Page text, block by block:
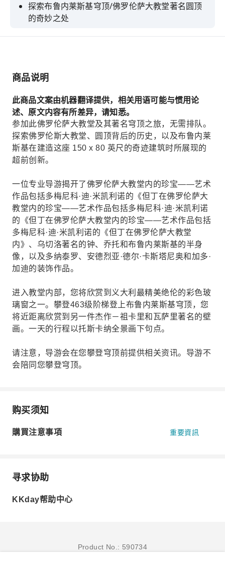
探索布鲁内莱斯基穹顶/佛罗伦萨大教堂著名圆顶
的奇妙之处
探索佛罗伦斯大教堂内的珍宝。
商品说明
此商品文案由机器翻译提供，相关用语可能与惯用论
述、原文内容有所差异，请知悉。
参加此佛罗伦萨大教堂及其著名穹顶之旅，无需排队。
探索佛罗伦斯大教堂、圆顶背后的历史，以及布鲁内莱
斯基在建造这座 150 x 80 英尺的奇迹建筑时所展现的
超前创新。
一位专业导游揭开了佛罗伦萨大教堂内的珍宝——艺术
作品包括多梅尼科·迪·米凯利诺的《但丁在佛罗伦萨大
教堂内的珍宝——艺术作品包括多梅尼科·迪·米凯利诺
的《但丁在佛罗伦萨大教堂内的珍宝——艺术作品包括
多梅尼科·迪·米凯利诺的《但丁在佛罗伦萨大教堂
内》、乌切洛著名的钟、乔托和布鲁内莱斯基的半身
像，以及多纳泰罗、安德烈亚·德尔·卡斯塔尼奥和加多·
加迪的装饰作品。
进入教堂内部，您将欣赏到义大利最精美绝伦的彩色玻
璃窗之一。攀登463级阶梯登上布鲁内莱斯基穹顶，您
将近距离欣赏到另一件杰作－祖卡里和瓦萨里著名的壁
画。一天的行程以托斯卡纳全景画下句点。
请注意，导游会在您攀登穹顶前提供相关资讯。导游不
会陪同您攀登穹顶。
购买须知
購買注意事項 重要資訊
寻求协助
KKday帮助中心
Product No.: 590734